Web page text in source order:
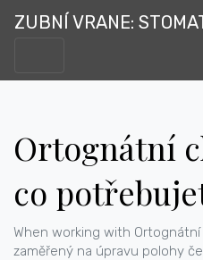
ZUBNÍ VRANE:
Ortognátní
co
When working with
zaměřený na úpravu polohy